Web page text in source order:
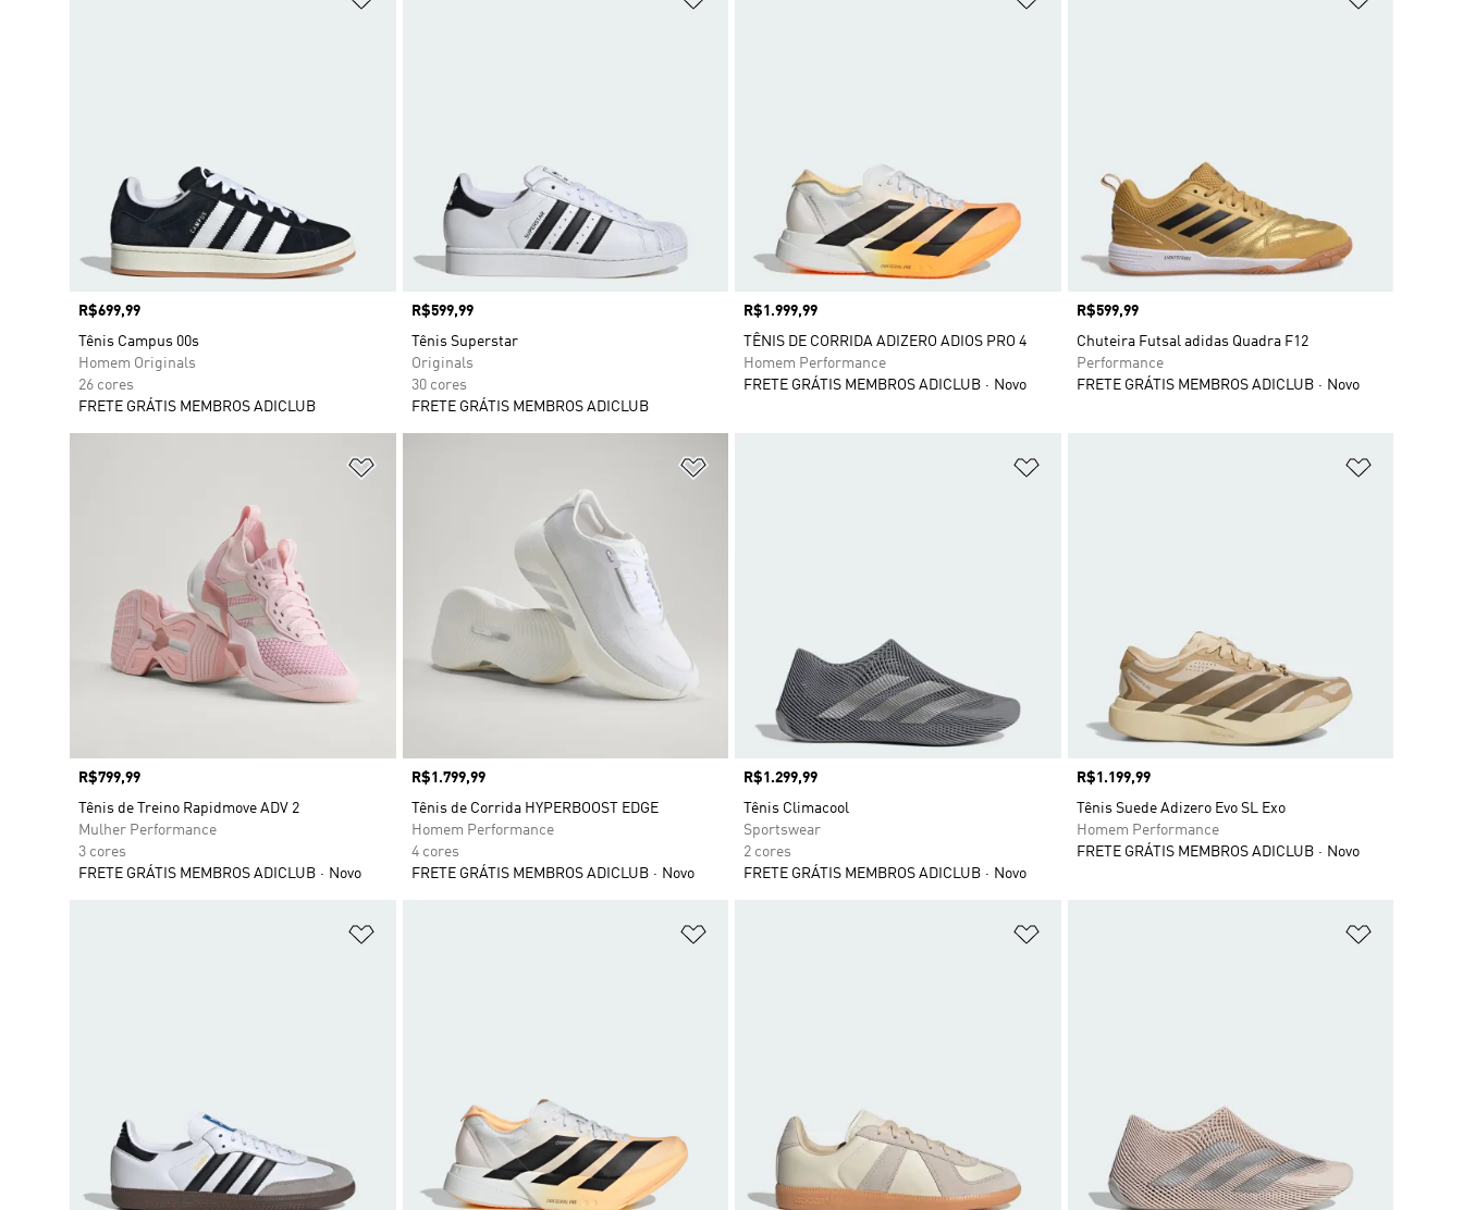
Preço
R$699,99
Tênis Campus 00s
Homem Originals
26 cores
FRETE GRÁTIS MEMBROS ADICLUB
Preço
R$599,99
Tênis Superstar
Originals
30 cores
FRETE GRÁTIS MEMBROS ADICLUB
Preço
R$1.999,99
TÊNIS DE CORRIDA ADIZERO ADIOS PRO 4
Homem Performance
FRETE GRÁTIS MEMBROS ADICLUB
Novo
Preço
R$599,99
Chuteira Futsal adidas Quadra F12
Performance
FRETE GRÁTIS MEMBROS ADICLUB
Novo
Preço
R$799,99
Tênis de Treino Rapidmove ADV 2
Mulher Performance
3 cores
FRETE GRÁTIS MEMBROS ADICLUB
Novo
Preço
R$1.799,99
Tênis de Corrida HYPERBOOST EDGE
Homem Performance
4 cores
FRETE GRÁTIS MEMBROS ADICLUB
Novo
Preço
R$1.299,99
Tênis Climacool
Sportswear
2 cores
FRETE GRÁTIS MEMBROS ADICLUB
Novo
Preço
R$1.199,99
Tênis Suede Adizero Evo SL Exo
Homem Performance
FRETE GRÁTIS MEMBROS ADICLUB
Novo